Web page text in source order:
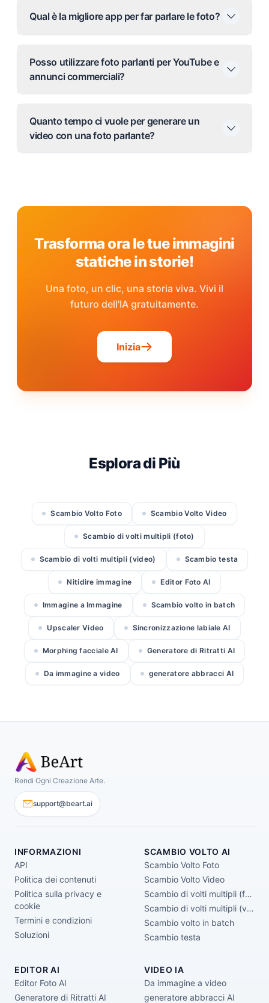
Qual è la migliore app per far parlare le foto?
Posso utilizzare foto parlanti per YouTube e
annunci commerciali?
Quanto tempo ci vuole per generare un
video con una foto parlante?
Trasforma ora le tue immagini
statiche in storie!
Una foto, un clic, una storia viva. Vivi il
futuro dell'IA gratuitamente.
Inizia
Esplora di Più
Scambio Volto Foto Scambio Volto Video
Scambio di volti multipli (foto)
Scambio di volti multipli (video) Scambio testa
Nitidire immagine Editor Foto AI
Immagine a Immagine Scambio volto in batch
Upscaler Video Sincronizzazione labiale AI
Morphing facciale AI Generatore di Ritratti AI
Da immagine a video generatore abbracci AI
Rendi Ogni Creazione Arte.
support@beart.ai
INFORMAZIONI
API
Politica dei contenuti
Politica sulla privacy e
cookie
Termini e condizioni
Soluzioni
SCAMBIO VOLTO AI
Scambio Volto Foto
Scambio Volto Video
Scambio di volti multipli (foto)
Scambio di volti multipli (video)
Scambio volto in batch
Scambio testa
EDITOR AI
Editor Foto AI
Generatore di Ritratti AI
VIDEO IA
Da immagine a video
generatore abbracci AI